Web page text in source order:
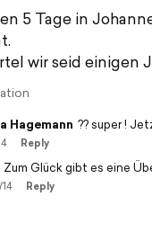
5 Tage in
wir seid einigen
Hagemann ?? super !
Reply
Zum Glück gibt es eine
14 Reply